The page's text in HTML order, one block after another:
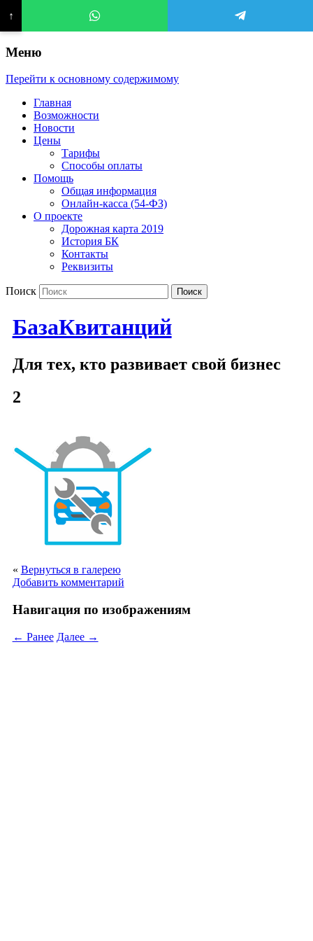
Меню
Перейти к основному содержимому
Главная
Возможности
Новости
Цены
Тарифы
Способы оплаты
Помощь
Общая информация
Онлайн-касса (54-ФЗ)
О проекте
Дорожная карта 2019
История БК
Контакты
Реквизиты
Поиск
БазаКвитанций
Для тех, кто развивает свой бизнес
2
« Вернуться в галерею
Добавить комментарий
Навигация по изображениям
← Ранее Далее →
↑